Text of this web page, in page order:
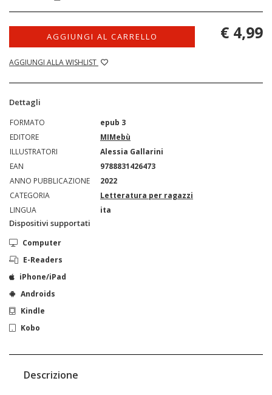
AGGIUNGI AL CARRELLO
AGGIUNGI ALLA WISHLIST
€ 4,99
Dettagli
FORMATO
epub 3
EDITORE
MIMebù
ILLUSTRATORI
Alessia Gallarini
EAN
9788831426473
ANNO PUBBLICAZIONE
2022
CATEGORIA
Letteratura per ragazzi
LINGUA
ita
Dispositivi supportati
Computer
E-Readers
iPhone/iPad
Androids
Kindle
Kobo
Descrizione